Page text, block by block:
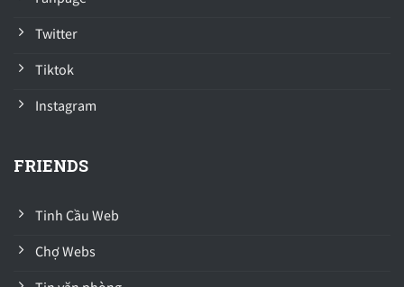
Twitter
Tiktok
Instagram
FRIENDS
Tinh Cầu Web
Chợ Webs